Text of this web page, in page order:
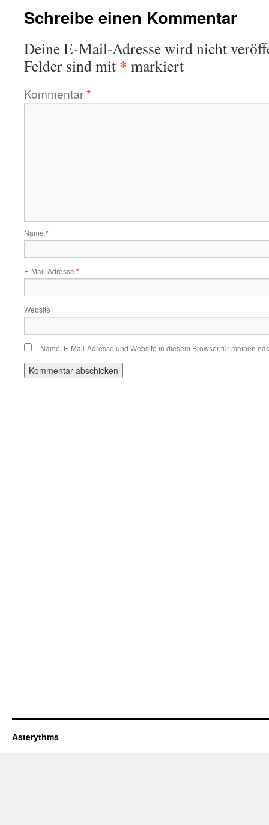
Schreibe einen Kommentar
Deine E-Mail-Adresse wird nicht
Felder sind mit * markiert
Kommentar*
Name *
E-Mail-Adresse *
Website
Name, E-Mail-Adresse und Website in diesem Browser für meinen
Asterythms